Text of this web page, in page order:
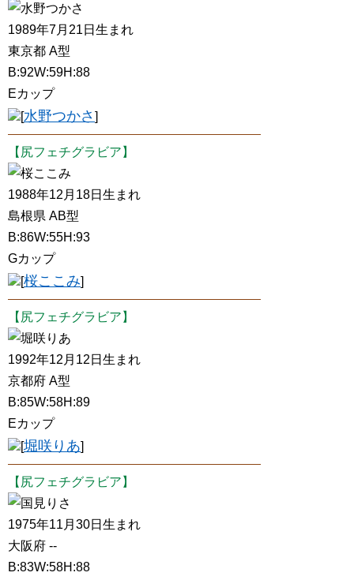
水野つかさ
1989年7月21日生まれ
東京都 A型
B:92W:59H:88
Eカップ
[水野つかさ]
【尻フェチグラビア】
桜ここみ
1988年12月18日生まれ
島根県 AB型
B:86W:55H:93
Gカップ
[桜ここみ]
【尻フェチグラビア】
堀咲りあ
1992年12月12日生まれ
京都府 A型
B:85W:58H:89
Eカップ
[堀咲りあ]
【尻フェチグラビア】
国見りさ
1975年11月30日生まれ
大阪府 --
B:83W:58H:88